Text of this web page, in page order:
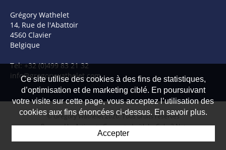
Grégory Wathelet
14, Rue de l'Abattoir
4560 Clavier
Belgique
Tel: +32 (0)499 83 21 32
info@gregorywathelet.com
© Gregory Wathelet 2026. Tous droits réservés
Powered by Artionet-Generated with IceCube2.Net
Ce site utilise des cookies à des fins de statistiques,
d’optimisation et de marketing ciblé. En poursuivant
votre visite sur cette page, vous acceptez l’utilisation des
cookies aux fins énoncées ci-dessus. En savoir plus.
Accepter